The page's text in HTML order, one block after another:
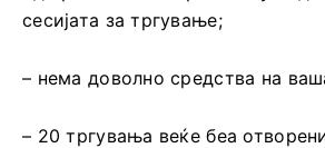
сесијата за тргување;
– нема доволно средства на
– 20 тргувања веќе беа